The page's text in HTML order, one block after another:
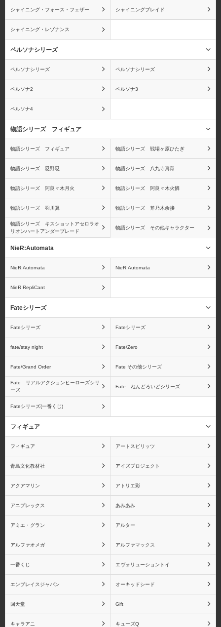
シャイニング・フォース・フェザー シャイニングブレイド
シャイニング・レゾナンス
ペルソナシリーズ
ペルソナシリーズ ペルソナシリーズ
ペルソナ2 ペルソナ3
ペルソナ4
物語シリーズ フィギュア
物語シリーズ フィギュア 物語シリーズ 戦場ヶ原ひたぎ
物語シリーズ 忍野忍 物語シリーズ 八九寺真宵
物語シリーズ 阿良々木月火 物語シリーズ 阿良々木火憐
物語シリーズ 羽川翼 物語シリーズ 斧乃木余接
物語シリーズ キスショットアセロラオ
リオンハートアンダーブレード
物語シリーズ その他キャラクター
NieR:Automata
NieR:Automata NieR:Automata
NieR RepliCant
Fateシリーズ
Fateシリーズ Fateシリーズ
fate/stay night Fate/Zero
Fate/Grand Order Fate その他シリーズ
Fate リアルアクションヒーローズシリ
ーズ
Fate ねんどろいどシリーズ
Fateシリーズ(一番くじ)
フィギュア
フィギュア アートスピリッツ
青島文化教材社 アイズプロジェクト
アクアマリン アトリエ彩
アニプレックス あみあみ
アミエ・グラン アルター
アルファオメガ アルファマックス
一番くじ エヴォリューショントイ
エンブレイスジャパン オーキッドシード
回天堂 Gift
キャラアニ キューズQ